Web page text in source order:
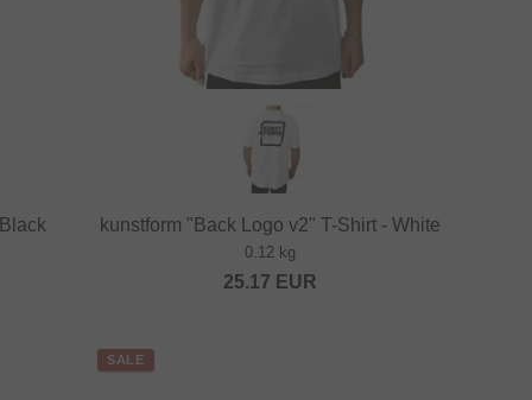
kunstform "Back Logo v2" T-Shirt - White
0.12 kg
25.17 EUR
SALE